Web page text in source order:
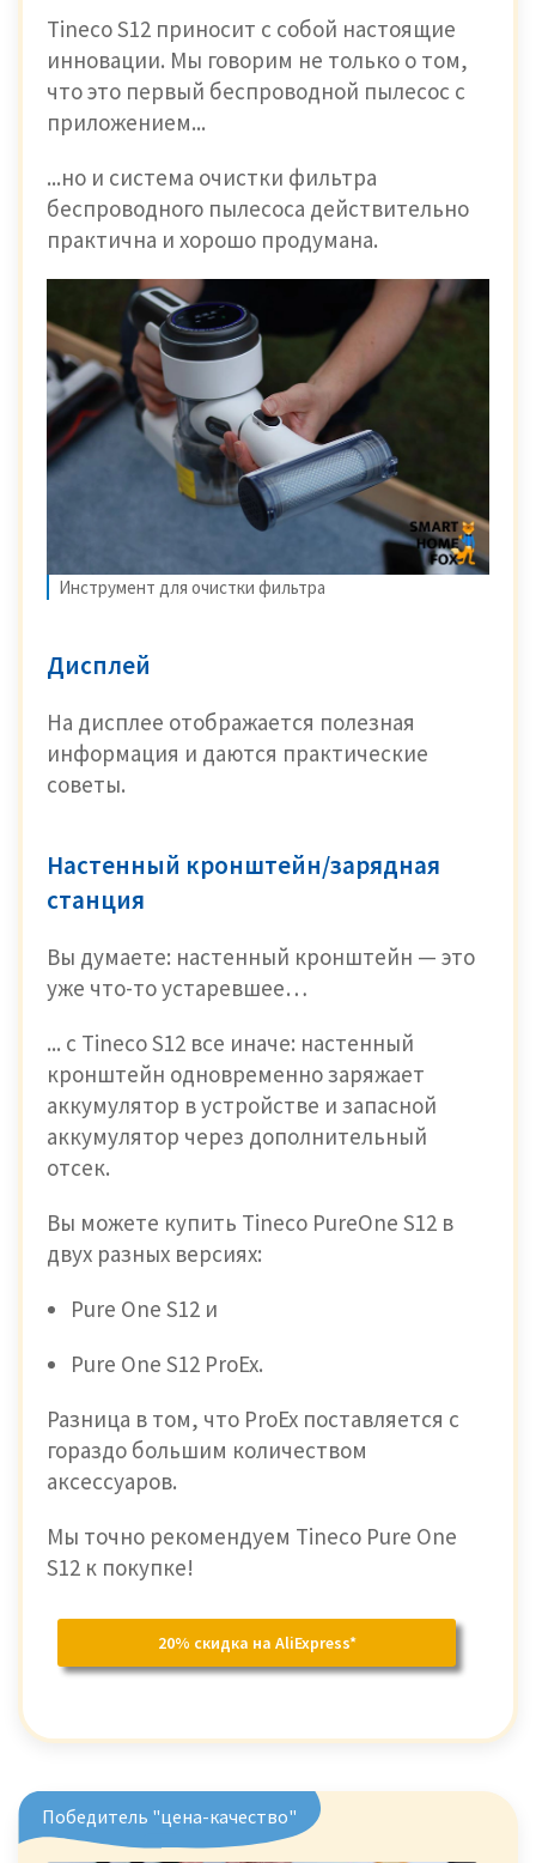
Tineco S12 приносит с собой настоящие
инновации. Мы говорим не только о том,
что это первый беспроводной пылесос с
приложением...
...но и система очистки фильтра
беспроводного пылесоса действительно
практична и хорошо продумана.
Инструмент для очистки фильтра
Дисплей
На дисплее отображается полезная
информация и даются практические
советы.
Настенный кронштейн/зарядная
станция
Вы думаете: настенный кронштейн — это
уже что-то устаревшее…
... с Tineco S12 все иначе: настенный
кронштейн одновременно заряжает
аккумулятор в устройстве и запасной
аккумулятор через дополнительный
отсек.
Вы можете купить Tineco PureOne S12 в
двух разных версиях:
Pure One S12 и
Pure One S12 ProEx.
Разница в том, что ProEx поставляется с
гораздо большим количеством
аксессуаров.
Мы точно рекомендуем Tineco Pure One
S12 к покупке!
20% скидка на AliExpress*
Победитель "цена-качество"